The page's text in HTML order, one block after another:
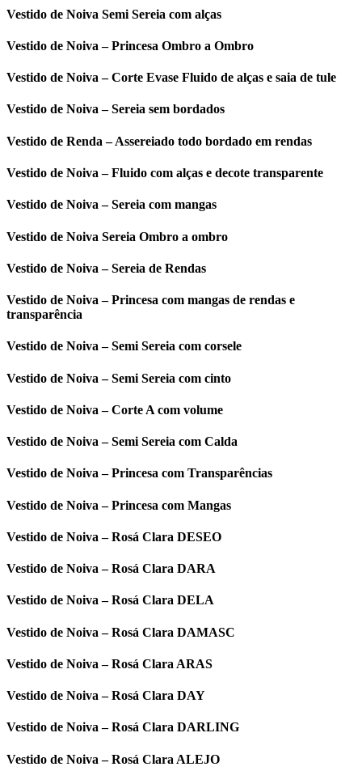
Vestido de Noiva Semi Sereia com alças
Vestido de Noiva – Princesa Ombro a Ombro
Vestido de Noiva – Corte Evase Fluido de alças e saia de tule
Vestido de Noiva – Sereia sem bordados
Vestido de Renda – Assereiado todo bordado em rendas
Vestido de Noiva – Fluido com alças e decote transparente
Vestido de Noiva – Sereia com mangas
Vestido de Noiva Sereia Ombro a ombro
Vestido de Noiva – Sereia de Rendas
Vestido de Noiva – Princesa com mangas de rendas e
transparência
Vestido de Noiva – Semi Sereia com corsele
Vestido de Noiva – Semi Sereia com cinto
Vestido de Noiva – Corte A com volume
Vestido de Noiva – Semi Sereia com Calda
Vestido de Noiva – Princesa com Transparências
Vestido de Noiva – Princesa com Mangas
Vestido de Noiva – Rosá Clara DESEO
Vestido de Noiva – Rosá Clara DARA
Vestido de Noiva – Rosá Clara DELA
Vestido de Noiva – Rosá Clara DAMASC
Vestido de Noiva – Rosá Clara ARAS
Vestido de Noiva – Rosá Clara DAY
Vestido de Noiva – Rosá Clara DARLING
Vestido de Noiva – Rosá Clara ALEJO